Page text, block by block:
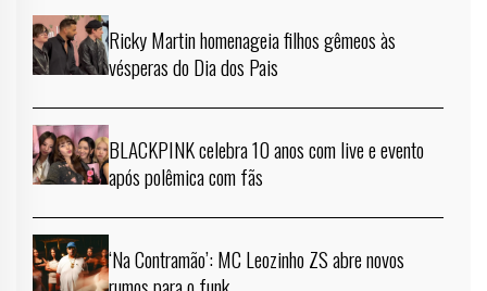
Ricky Martin homenageia filhos gêmeos às
vésperas do Dia dos Pais
BLACKPINK celebra 10 anos com live e evento
após polêmica com fãs
‘Na Contramão’: MC Leozinho ZS abre novos